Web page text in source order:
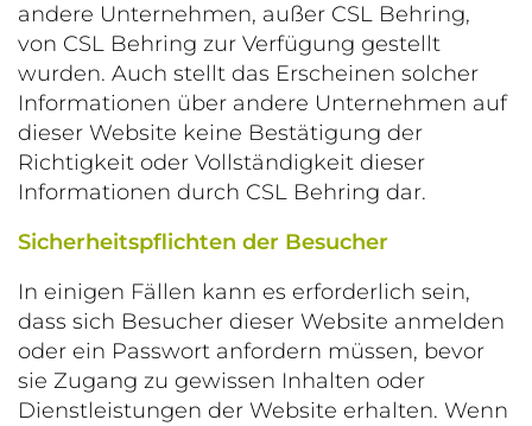
andere Unternehmen, außer CSL Behring,
von CSL Behring zur Verfügung gestellt
wurden. Auch stellt das Erscheinen solcher
Informationen über andere Unternehmen auf
dieser Website keine Bestätigung der
Richtigkeit oder Vollständigkeit dieser
Informationen durch CSL Behring dar.
Sicherheitspflichten der Besucher
In einigen Fällen kann es erforderlich sein,
dass sich Besucher dieser Website anmelden
oder ein Passwort anfordern müssen, bevor
sie Zugang zu gewissen Inhalten oder
Dienstleistungen der Website erhalten. Wenn